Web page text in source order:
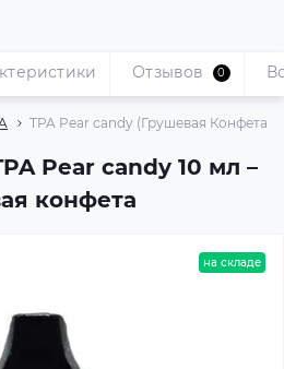
TPA Pear candy (Грушевая Конфета)
Pear candy 10 мл –
конфета
Отзывов 0
на складе